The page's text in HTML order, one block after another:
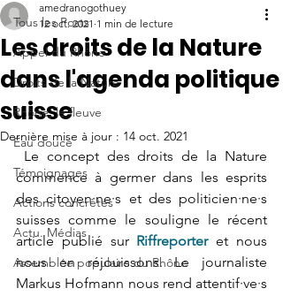
Tous les Posts
Appel du Rhône
Droits de la Nature
Rhône, le fleuve
Eau douce
Témoignages
Actions concrètes
Actu. Médias
Assemblée populaire du Rhône
Les droits de la Nature
dans l'agenda politique
suisse
amedranogothuey
12 oct. 2021 1 min de lecture
Dernière mise à jour : 14 oct. 2021
commence à germer dans les esprits
des citoyen·ne·s et des politicien·ne·s
suisses comme le souligne le récent
article publié sur Riffreporter et nous
nous en réjouissons. Le journaliste
Markus Hofmann nous rend attentif·ve·s